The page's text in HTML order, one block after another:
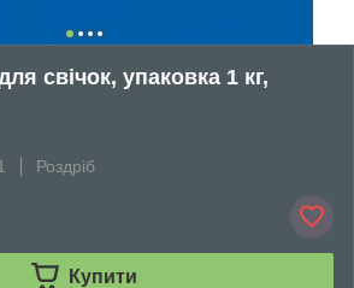
свічок, упаковка 1 кг,
Роздріб
Купити